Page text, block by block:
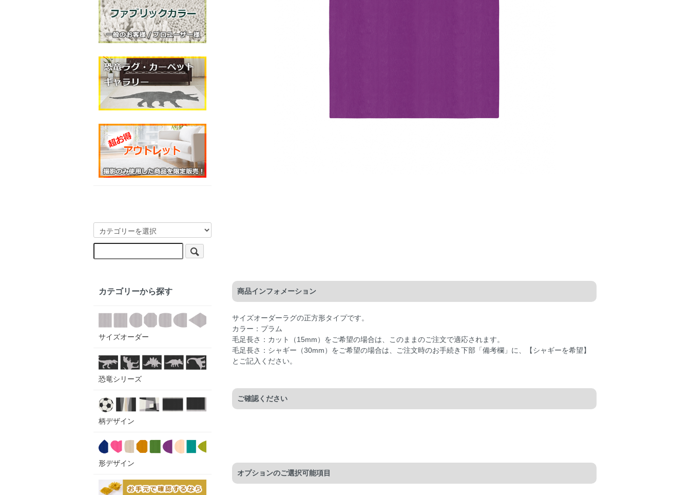
商品インフォメーション
サイズオーダーラグの正方形タイプです。
カラー：プラム
毛足長さ：カット（15mm）をご希望の場合は、このままのご注文で適応されます。
毛足長さ：シャギー（30mm）をご希望の場合は、ご注文時のお手続き下部「備考欄」に、【シャギーを希望】
とご記入ください。
ご確認ください
オプションのご選択可能項目
カテゴリーから探す
サイズオーダー
恐竜シリーズ
柄デザイン
形デザイン